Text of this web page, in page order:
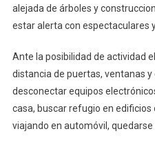
alejada de árboles y
estar alerta con espectaculares
Ante la posibilidad de actividad
distancia de puertas, ventanas
desconectar equipos
casa, buscar refugio en edificios
viajando en automóvil, quedarse